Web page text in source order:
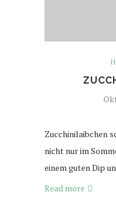
Zucchinilaibchen
nicht nur im
einem guten Dip
Read more